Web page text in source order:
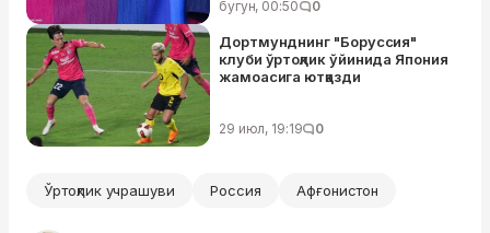
бугун, 00:50 0
Дортмунднинг "Боруссия"
клуби ўртоқлик ўйинида Япония
жамоасига ютқазди
29 июл, 19:19 0
Ўртоқлик учрашуви Россия Афғонистон